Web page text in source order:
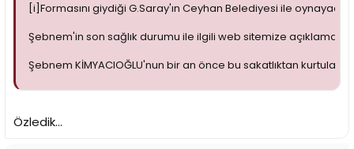
[i]Formasını giydiği G.Saray'ın Ceyhan Belediyesi ile
Şebnem'in son sağlık durumu ile ilgili web sitemize
Şebnem KİMYACIOĞLU'nun bir an önce bu sakatlıktan
Özledik...